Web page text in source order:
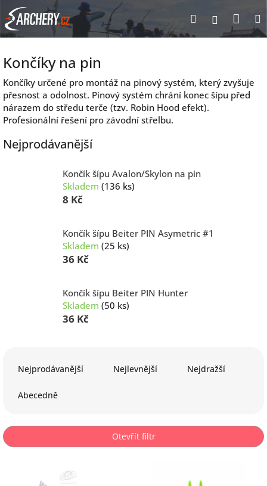
Přejít
na
obsah
Hledat
Končíky na pin
Končíky určené pro montáž na pinový systém, který zvyšuje
přesnost a odolnost. Pinový systém chrání konec šípu před
nárazem do středu terče (tzv. Robin Hood efekt).
Profesionální řešení pro závodní střelbu.
Nejprodávanější
Končík šípu Avalon/Skylon na pin
Skladem (136 ks)
8 Kč
Končík šípu Beiter PIN Asymetric #1
Skladem (25 ks)
36 Kč
Končík šípu Beiter PIN Hunter
Skladem (50 ks)
36 Kč
p
r
Nejprodávanější Nejlevnější Nejdražší
Abecedně
Otevřít filtr